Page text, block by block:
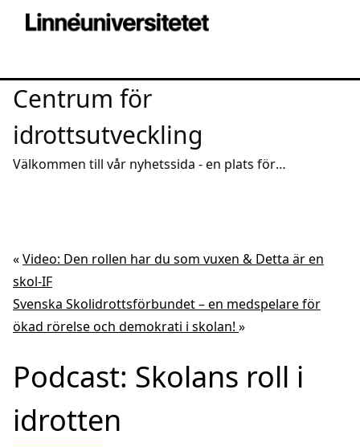
Centrum för
idrottsutveckling
Välkommen till vår nyhetssida - en plats för
«Video: Den rollen har du som vuxen & Detta är en
skol-IF
Svenska Skolidrottsförbundet – en medspelare för
ökad rörelse och demokrati i skolan! »
Podcast: Skolans roll i
idrotten